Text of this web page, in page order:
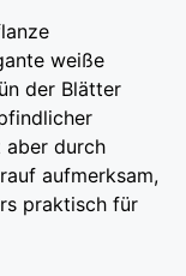
weiße
der Blätter
aber durch
aufmerksam,
praktisch für